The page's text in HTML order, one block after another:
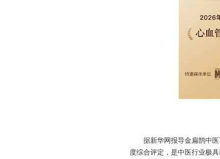
据新华网报导金扁鹊中
度综合评定，是中医行业极